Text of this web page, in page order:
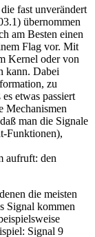
fast unverändert
übernommen
am Besten einen
Flag vor. Mit
Kernel oder von
kann. Dabei
zu
etwas passiert
Mechanismen
man die Signale
Funktionen),
aufruft: den
die meisten
Signal kommen
Signal 9